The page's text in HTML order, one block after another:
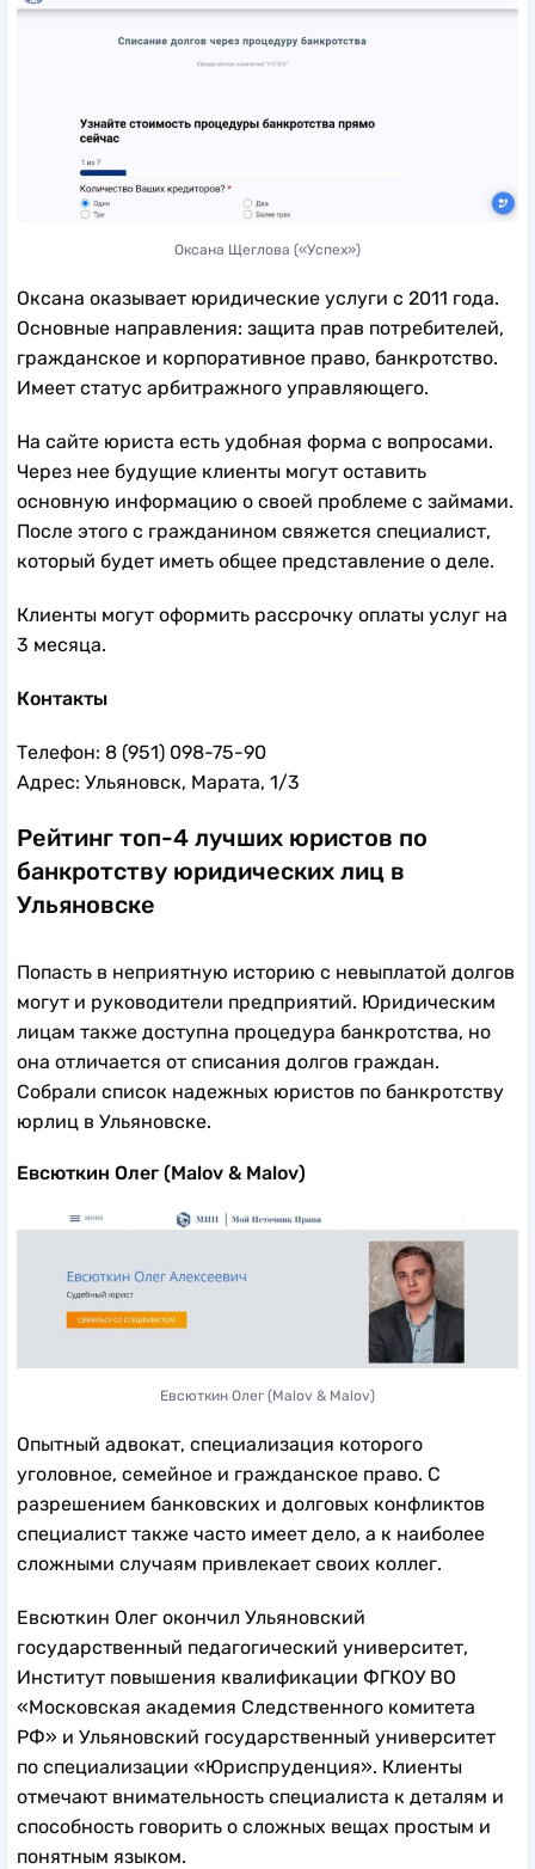
Оксана Щеглова («Успех»)
Оксана оказывает юридические услуги с 2011 года.
Основные направления: защита прав потребителей,
гражданское и корпоративное право, банкротство.
Имеет статус арбитражного управляющего.
На сайте юриста есть удобная форма с вопросами.
Через нее будущие клиенты могут оставить
основную информацию о своей проблеме с займами.
После этого с гражданином свяжется специалист,
который будет иметь общее представление о деле.
Клиенты могут оформить рассрочку оплаты услуг на
3 месяца.
Контакты
Телефон: 8 (951) 098-75-90
Адрес: Ульяновск, Марата, 1/3
Рейтинг топ-4 лучших юристов по
банкротству юридических лиц в
Ульяновске
Попасть в неприятную историю с невыплатой долгов
могут и руководители предприятий. Юридическим
лицам также доступна процедура банкротства, но
она отличается от списания долгов граждан.
Собрали список надежных юристов по банкротству
юрлиц в Ульяновске.
Евсюткин Олег (Malov & Malov)
Евсюткин Олег (Malov & Malov)
Опытный адвокат, специализация которого
уголовное, семейное и гражданское право. С
разрешением банковских и долговых конфликтов
специалист также часто имеет дело, а к наиболее
сложными случаям привлекает своих коллег.
Евсюткин Олег окончил Ульяновский
государственный педагогический университет,
Институт повышения квалификации ФГКОУ ВО
«Московская академия Следственного комитета
РФ» и Ульяновский государственный университет
по специализации «Юриспруденция». Клиенты
отмечают внимательность специалиста к деталям и
способность говорить о сложных вещах простым и
понятным языком.